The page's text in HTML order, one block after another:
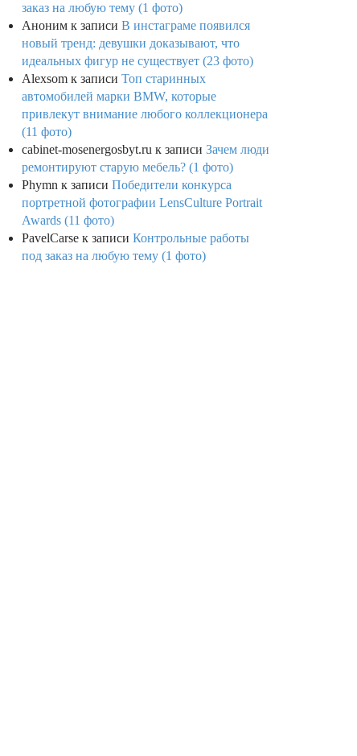
заказ на любую тему (1 фото)
Аноним к записи В инстаграме появился
новый тренд: девушки доказывают, что
идеальных фигур не существует (23 фото)
Alexsom к записи Топ старинных
автомобилей марки BMW, которые
привлекут внимание любого коллекционера
(11 фото)
cabinet-mosenergosbyt.ru к записи Зачем люди
ремонтируют старую мебель? (1 фото)
Phymn к записи Победители конкурса
портретной фотографии LensCulture Portrait
Awards (11 фото)
PavelCarse к записи Контрольные работы
под заказ на любую тему (1 фото)